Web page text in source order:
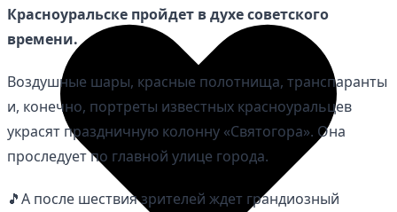
Красноуральске пройдет в духе советского
времени.
Воздушные шары, красные полотнища, транспаранты
и, конечно, портреты известных красноуральцев
украсят праздничную колонну «Святогора». Она
проследует по главной улице города.
🎵А после шествия зрителей ждет грандиозный